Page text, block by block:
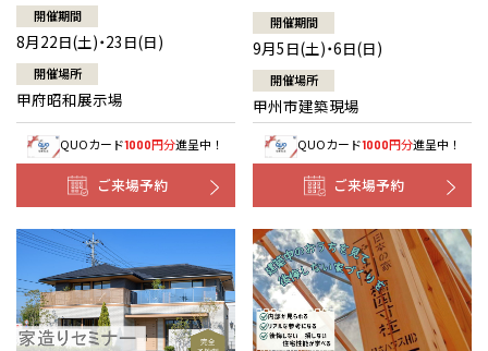
開催期間
8月22日(土)・23日(日)
開催場所
甲府昭和展示場
QUOカード1000円分進呈中！
ご来場予約
開催期間
9月5日(土)・6日(日)
開催場所
甲州市建築現場
QUOカード1000円分進呈中！
ご来場予約